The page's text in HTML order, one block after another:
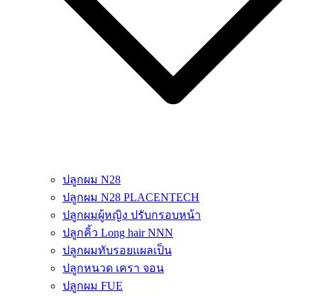
ปลูกผม N28
ปลูกผม N28 PLACENTECH
ปลูกผมผู้หญิง ปรับกรอบหน้า
ปลูกคิ้ว Long hair NNN
ปลูกผมทับรอยแผลเป็น
ปลูกหนวด เครา จอน
ปลูกผม FUE